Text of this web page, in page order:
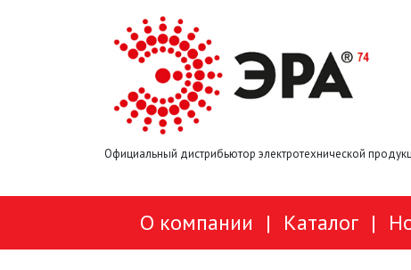
Официальный дистрибьютор электротехнической
О компании | Каталог |